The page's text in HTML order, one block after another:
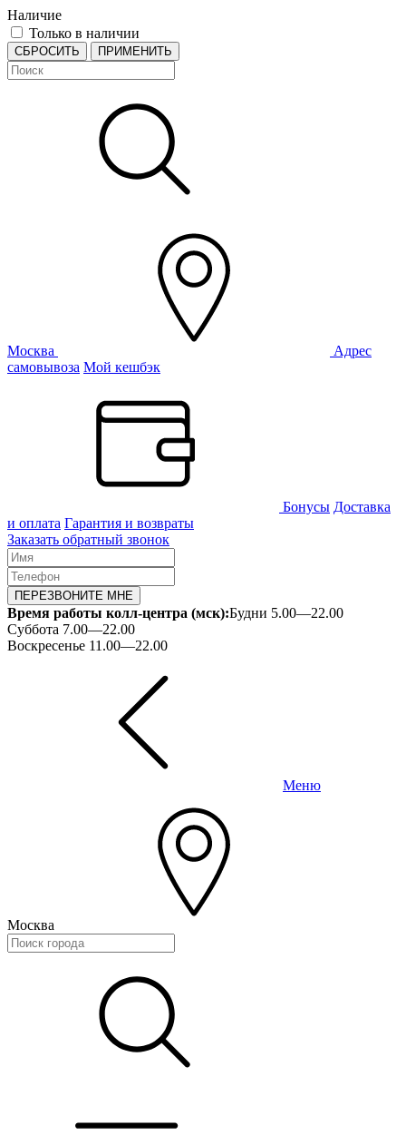
Наличие
Только в наличии
СБРОСИТЬ ПРИМЕНИТЬ
Москва
Адрес
самовывоза Мой кешбэк
Бонусы Доставка
и оплата Гарантия и возвраты
Заказать обратный звонок
ПЕРЕЗВОНИТЕ МНЕ
Время работы колл-центра (мск):Будни 5.00—22.00
Суббота 7.00—22.00
Воскресенье 11.00—22.00
Меню
Москва